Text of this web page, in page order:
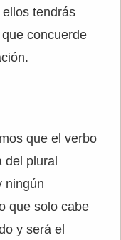
tendrás
concuerde
que el verbo
del plural
ningún
que solo cabe
y será el